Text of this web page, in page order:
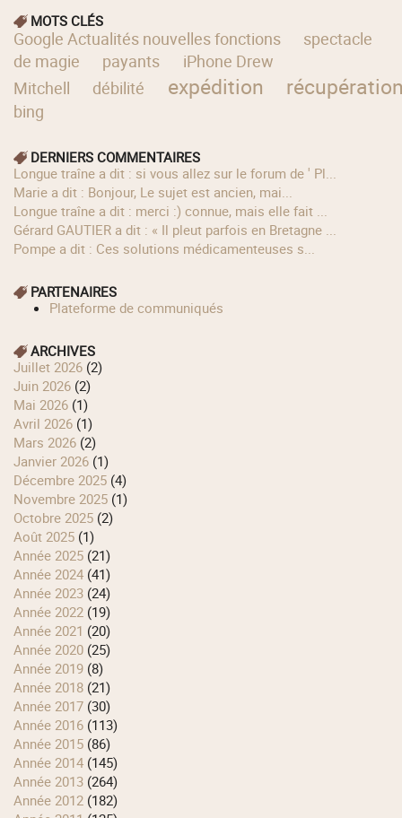
MOTS CLÉS
Google Actualités nouvelles fonctions
spectacle
de magie
payants
iPhone Drew
Mitchell
débilité expédition
bing
DERNIERS COMMENTAIRES
longue traîne a dit : si vous allez sur le forum de ' Pl...
Marie a dit : Bonjour, Le sujet est ancien, mai...
longue traîne a dit : merci :) connue, mais elle fait ...
Gérard GAUTIER a dit : « Il pleut parfois en Bretagne ...
Pompe a dit : Ces solutions médicamenteuses s...
PARTENAIRES
Plateforme de communiqués
ARCHIVES
juillet 2026 (2)
juin 2026 (2)
mai 2026 (1)
avril 2026 (1)
mars 2026 (2)
janvier 2026 (1)
décembre 2025 (4)
novembre 2025 (1)
octobre 2025 (2)
août 2025 (1)
année 2025 (21)
année 2024 (41)
année 2023 (24)
année 2022 (19)
année 2021 (20)
année 2020 (25)
année 2019 (8)
année 2018 (21)
année 2017 (30)
année 2016 (113)
année 2015 (86)
année 2014 (145)
année 2013 (264)
année 2012 (182)